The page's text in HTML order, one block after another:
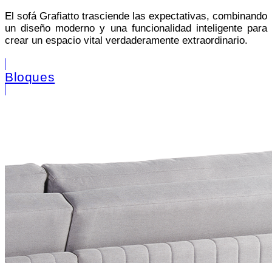
El sofá Grafiatto trasciende las expectativas, combinando
un diseño moderno y una funcionalidad inteligente para
crear un espacio vital verdaderamente extraordinario.
Bloques